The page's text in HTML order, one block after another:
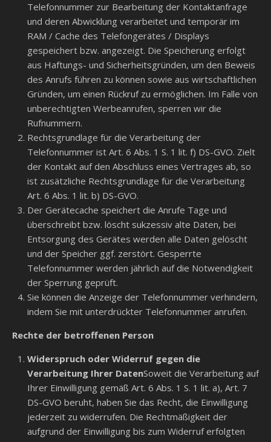
Telefonnummer zur Bearbeitung der Kontaktanfrage
und deren Abwicklung verarbeitet und temporär im
RAM / Cache des Telefongerätes / Displays
gespeichert bzw. angezeigt. Die Speicherung erfolgt
aus Haftungs- und Sicherheitsgründen, um den Beweis
des Anrufs führen zu können sowie aus wirtschaftlichen
Gründen, um einen Rückruf zu ermöglichen. Im Falle von
unberechtigten Werbeanrufen, sperren wir die
Rufnummern.
Rechtsgrundlage für die Verarbeitung der
Telefonnummer ist Art. 6 Abs. 1 S. 1 lit. f) DS-GVO. Zielt
der Kontakt auf den Abschluss eines Vertrages ab, so
ist zusätzliche Rechtsgrundlage für die Verarbeitung
Art. 6 Abs. 1 lit. b) DS-GVO.
Der Gerätecache speichert die Anrufe Tage und
überschreibt bzw. löscht sukzessiv alte Daten, bei
Entsorgung des Gerätes werden alle Daten gelöscht
und der Speicher ggf. zerstört. Gesperrte
Telefonnummer werden jährlich auf die Notwendigkeit
der Sperrung geprüft.
Sie können die Anzeige der Telefonnummer verhindern,
indem Sie mit unterdrückter Telefonnummer anrufen.
Rechte der betroffenen Person
Widerspruch oder Widerruf gegen die
Verarbeitung Ihrer DatenSoweit die Verarbeitung auf
Ihrer Einwilligung gemäß Art. 6 Abs. 1 S. 1 lit. a), Art. 7
DS-GVO beruht, haben Sie das Recht, die Einwilligung
jederzeit zu widerrufen. Die Rechtmäßigkeit der
aufgrund der Einwilligung bis zum Widerruf erfolgten